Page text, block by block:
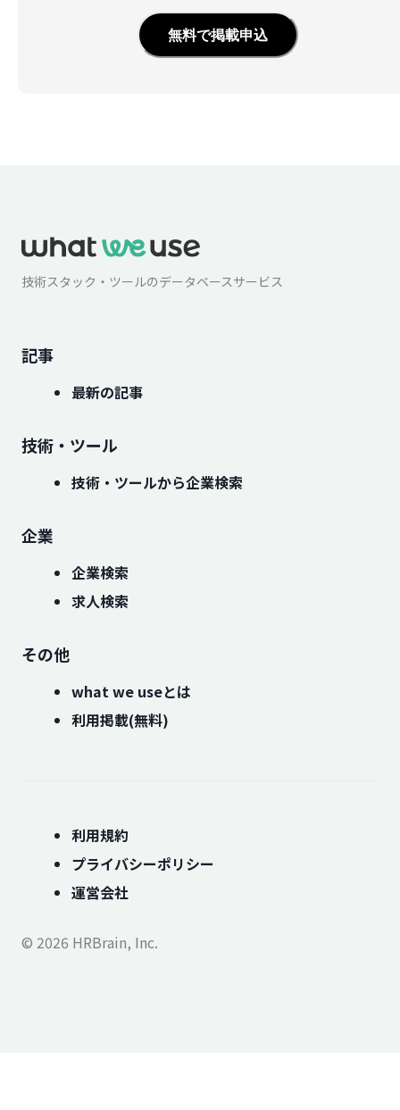
無料で掲載申込
技術スタック・ツールのデータベースサービス
記事
最新の記事
技術・ツール
技術・ツールから企業検索
企業
企業検索
求人検索
その他
what we useとは
利用掲載(無料)
利用規約
プライバシーポリシー
運営会社
© 2026 HRBrain, Inc.